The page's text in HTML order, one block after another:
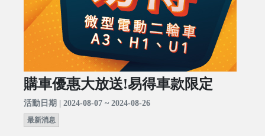
購車優惠大放送!易得車款限定
活動日期 | 2024-08-07 ~ 2024-08-26
最新消息